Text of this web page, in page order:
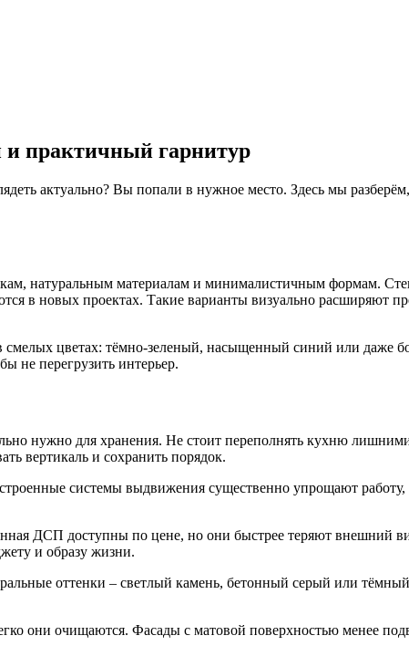
и практичный гарнитур
актуально? Вы попали в нужное место. Здесь мы
натуральным материалам и минималистичным формам.
в новых проектах. Такие варианты визуально расширяют
цветах: тёмно‑зеленый, насыщенный синий или даже
не перегрузить интерьер.
нужно для хранения. Не стоит переполнять кухню
вертикаль и сохранить порядок.
системы выдвижения существенно упрощают работу,
ДСП доступны по цене, но они быстрее теряют внешний
и образу жизни.
оттенки – светлый камень, бетонный серый или
они очищаются. Фасады с матовой поверхностью менее